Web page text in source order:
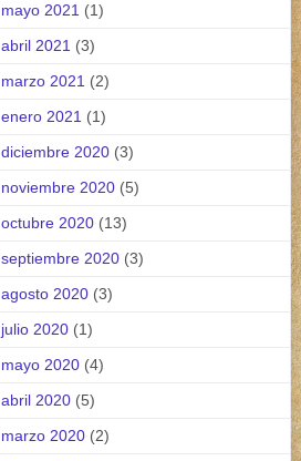
mayo 2021 (1)
abril 2021 (3)
marzo 2021 (2)
enero 2021 (1)
diciembre 2020 (3)
noviembre 2020 (5)
octubre 2020 (13)
septiembre 2020 (3)
agosto 2020 (3)
julio 2020 (1)
mayo 2020 (4)
abril 2020 (5)
marzo 2020 (2)